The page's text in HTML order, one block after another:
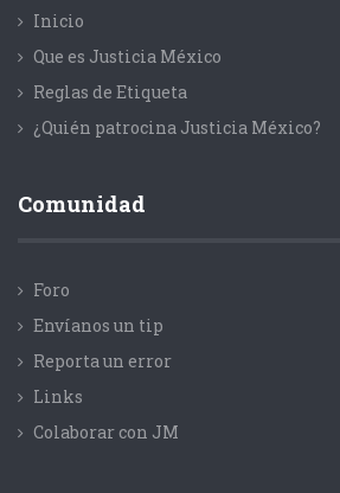
Inicio
Que es Justicia México
Reglas de Etiqueta
¿Quién patrocina Justicia México?
Comunidad
Foro
Envíanos un tip
Reporta un error
Links
Colaborar con JM